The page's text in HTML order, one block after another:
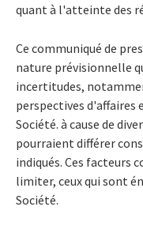
quant à l'atteinte des
Ce communiqué de
nature prévisionnelle
incertitudes,
perspectives
Société. à cause de
pourraient différer
indiqués. Ces facteurs
limiter, ceux qui sont
Société.